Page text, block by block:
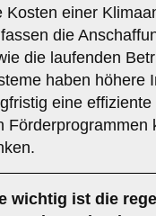
Kosten einer
die
die laufenden
haben höhere
eine
Förderprogrammen
wichtig ist die